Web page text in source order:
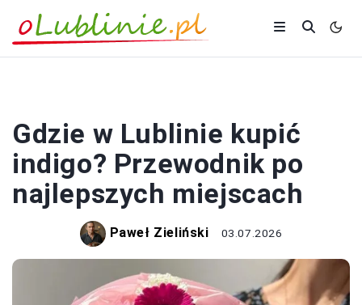
Gdzie w Lublinie kupić
indigo? Przewodnik po
najlepszych miejscach
Paweł Zieliński 03.07.2026